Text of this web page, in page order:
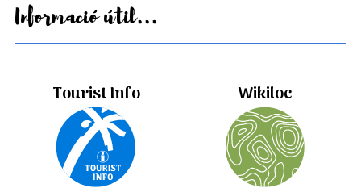
Informació útil...
Tourist Info Wikiloc